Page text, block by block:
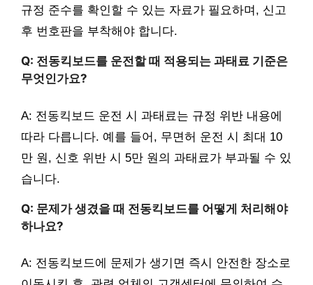
규정 준수를 확인할 수 있는 자료가 필요하며, 신고
후 번호판을 부착해야 합니다.
Q: 전동킥보드를 운전할 때 적용되는 과태료 기준은
무엇인가요?
A: 전동킥보드 운전 시 과태료는 규정 위반 내용에
따라 다릅니다. 예를 들어, 무면허 운전 시 최대 10
만 원, 신호 위반 시 5만 원의 과태료가 부과될 수 있
습니다.
Q: 문제가 생겼을 때 전동킥보드를 어떻게 처리해야
하나요?
A: 전동킥보드에 문제가 생기면 즉시 안전한 장소로